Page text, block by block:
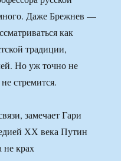
Даже Брежнев —
как
традиции,
Но уж точно не
стремится.
замечает Гари
ХХ века Путин
не крах